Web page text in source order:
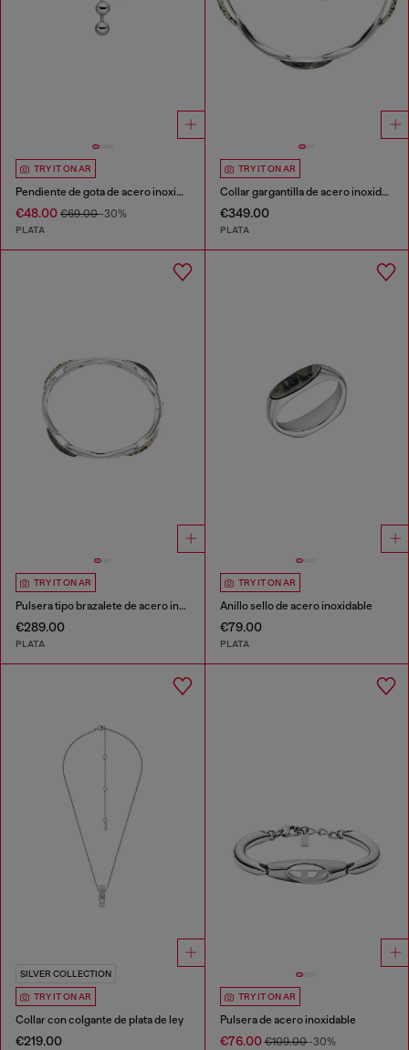
TRY IT ON AR
Pendiente de gota de acero inoxidable
€48.00 €69.00-30%
PLATA
TRY IT ON AR
Collar gargantilla de acero inoxidable
€349.00
PLATA
TRY IT ON AR
Pulsera tipo brazalete de acero inoxidable
€289.00
PLATA
TRY IT ON AR
Anillo sello de acero inoxidable
€79.00
PLATA
SILVER COLLECTION
TRY IT ON AR
Collar con colgante de plata de ley
€219.00
TRY IT ON AR
Pulsera de acero inoxidable
€76.00€109.00-30%